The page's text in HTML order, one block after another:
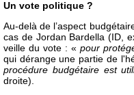
Un vote politique ?
Au-delà de l’aspect
cas de Jordan Bardella (ID,
veille du vote : « pour
qui dérange une partie de
procédure budgétaire est
droite).